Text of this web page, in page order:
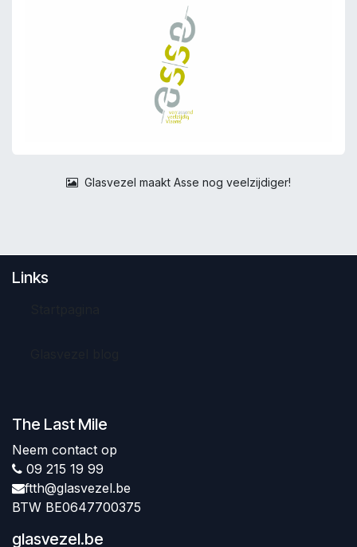
Glasvezel maakt Asse nog veelzijdiger!
Links
The Last Mile
Neem contact op
09 215 19 99
ftth@glasvezel.be
BTW BE0647700375
glasvezel.be